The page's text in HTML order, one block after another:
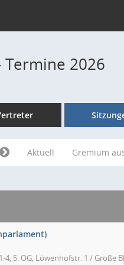
Termine 2026
Aktuell Gremium
5. OG, Löwenhofstr. 1 / Große